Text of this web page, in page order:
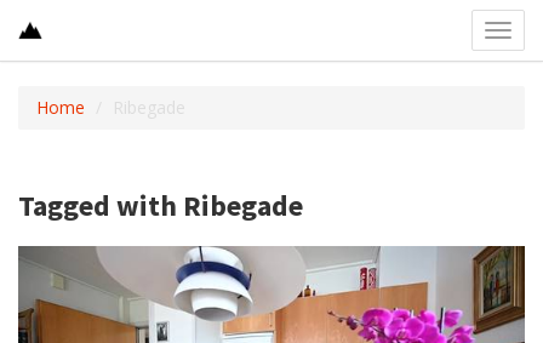
Home Ribegade
Tagged with Ribegade